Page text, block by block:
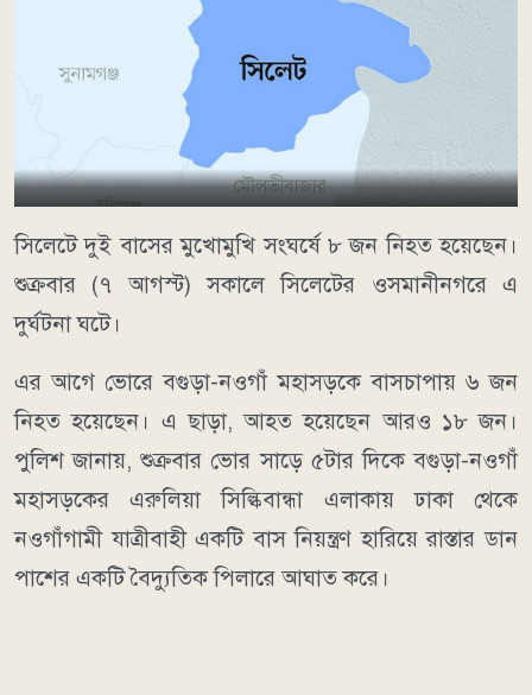
সিলেটে দুই বাসের মুখোমুখি সংঘর্ষে ৮ জন নিহত হয়েছেন।
শুক্রবার (৭ আগস্ট) সকালে সিলেটের ওসমানীনগরে এ
দুর্ঘটনা ঘটে।
এর আগে ভোরে বগুড়া-নওগাঁ মহাসড়কে বাসচাপায় ৬ জন
নিহত হয়েছেন। এ ছাড়া, আহত হয়েছেন আরও ১৮ জন।
পুলিশ জানায়, শুক্রবার ভোর সাড়ে ৫টার দিকে বগুড়া-নওগাঁ
মহাসড়কের এরুলিয়া সিল্কিবান্ধা এলাকায় ঢাকা থেকে
নওগাঁগামী যাত্রীবাহী একটি বাস নিয়ন্ত্রণ হারিয়ে রাস্তার ডান
পাশের একটি বৈদ্যুতিক পিলারে আঘাত করে।